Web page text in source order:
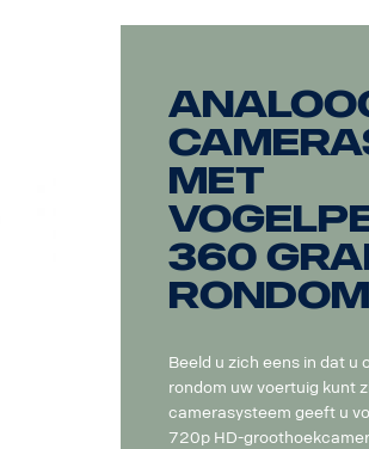
met
360
Beeld u zich eens in dat u
rondom uw voertuig kunt
camerasysteem geeft u
720p HD-